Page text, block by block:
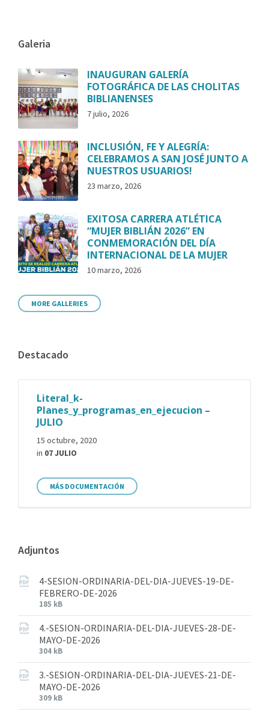
Galeria
INAUGURAN GALERÍA
FOTOGRÁFICA DE LAS CHOLITAS
BIBLIANENSES
7 julio, 2026
INCLUSIÓN, FE Y ALEGRÍA:
CELEBRAMOS A SAN JOSÉ JUNTO A
NUESTROS USUARIOS!
23 marzo, 2026
EXITOSA CARRERA ATLÉTICA
“MUJER BIBLIÁN 2026” EN
CONMEMORACIÓN DEL DÍA
INTERNACIONAL DE LA MUJER
10 marzo, 2026
MORE GALLERIES
Destacado
Literal_k-
Planes_y_programas_en_ejecucion –
JULIO
15 octubre, 2020
in 07 JULIO
MÁS DOCUMENTACIÓN
Adjuntos
4-SESION-ORDINARIA-DEL-DIA-JUEVES-19-DE-
FEBRERO-DE-2026
185 kB
4.-SESION-ORDINARIA-DEL-DIA-JUEVES-28-DE-
MAYO-DE-2026
304 kB
3.-SESION-ORDINARIA-DEL-DIA-JUEVES-21-DE-
MAYO-DE-2026
309 kB